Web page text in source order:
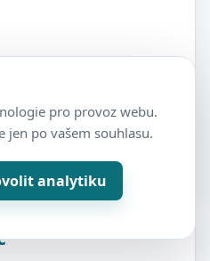
pro provoz webu.
jen po vašem souhlasu.
analytiku